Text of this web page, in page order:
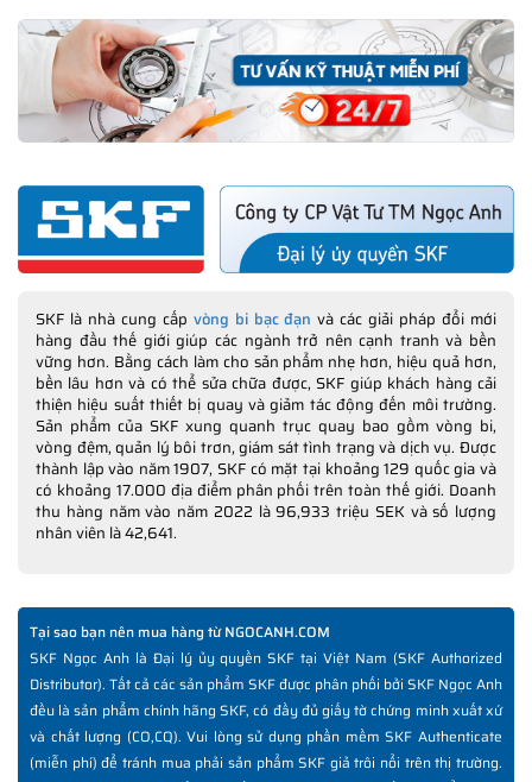
SKF là nhà cung cấp vòng bi bạc đạn và các giải pháp đổi mới
hàng đầu thế giới giúp các ngành trở nên cạnh tranh và bền
vững hơn. Bằng cách làm cho sản phẩm nhẹ hơn, hiệu quả hơn,
bền lâu hơn và có thể sửa chữa được, SKF giúp khách hàng cải
thiện hiệu suất thiết bị quay và giảm tác động đến môi trường.
Sản phẩm của SKF xung quanh trục quay bao gồm vòng bi,
vòng đệm, quản lý bôi trơn, giám sát tình trạng và dịch vụ. Được
thành lập vào năm 1907, SKF có mặt tại khoảng 129 quốc gia và
có khoảng 17.000 địa điểm phân phối trên toàn thế giới. Doanh
thu hàng năm vào năm 2022 là 96,933 triệu SEK và số lượng
nhân viên là 42,641.
Tại sao bạn nên mua hàng từ NGOCANH.COM
SKF Ngọc Anh là Đại lý ủy quyền SKF tại Việt Nam (SKF Authorized
Distributor). Tất cả các sản phẩm SKF được phân phối bởi SKF Ngọc Anh
đều là sản phẩm chính hãng SKF, có đầy đủ giấy tờ chứng minh xuất xứ
và chất lượng (CO,CQ). Vui lòng sử dụng phần mềm SKF Authenticate
(miễn phí) để tránh mua phải sản phẩm SKF giả trôi nổi trên thị trường.